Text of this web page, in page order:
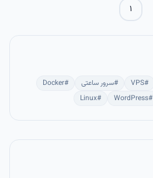
۱
#
VPS
#سرور ساعتی #
Docker
#
WordPress
#
Linux